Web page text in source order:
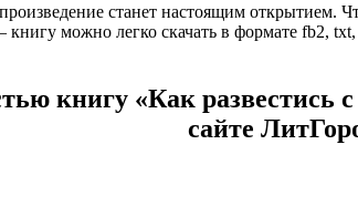
станет настоящим
можно легко скачать в формате fb2,
книгу «Как
сайте